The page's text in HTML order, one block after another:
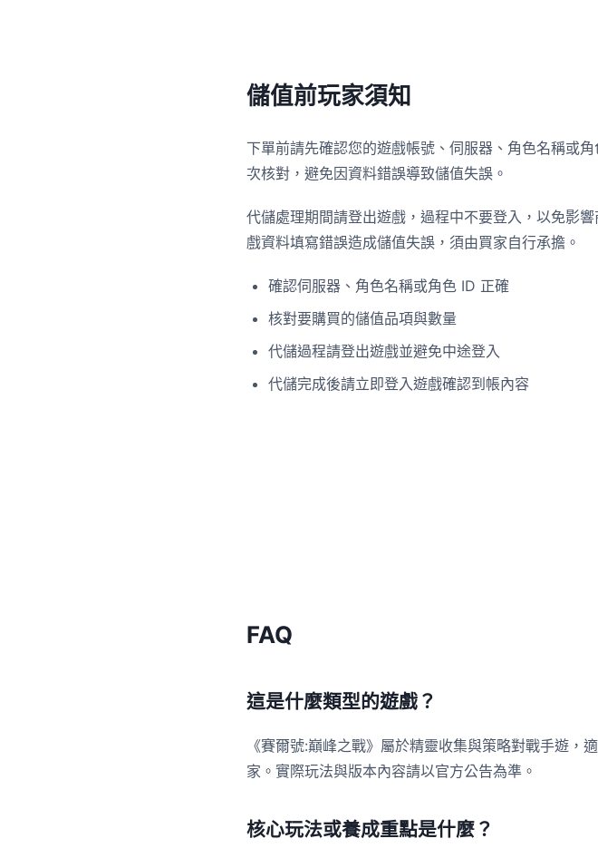
儲值前玩家須知
下單前請先確認您的遊戲帳號、伺服器、角色名稱或
次核對，避免因資料錯誤導致儲值失誤。
代儲處理期間請登出遊戲，過程中不要登入，以免影
戲資料填寫錯誤造成儲值失誤，須由買家自行承擔。
確認伺服器、角色名稱或角色 ID 正確
核對要購買的儲值品項與數量
代儲過程請登出遊戲並避免中途登入
代儲完成後請立即登入遊戲確認到帳內容
FAQ
這是什麼類型的遊戲？
《賽爾號:巔峰之戰》屬於精靈收集與策略對戰手遊
家。實際玩法與版本內容請以官方公告為準。
核心玩法或養成重點是什麼？